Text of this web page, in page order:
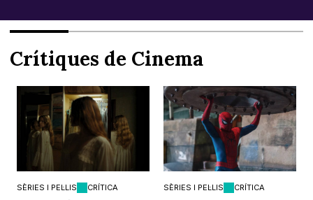
Crítiques de Cinema
SÈRIES I PEL·LIS CRÍTICA SÈRIES I PEL·LIS CRÍTICA